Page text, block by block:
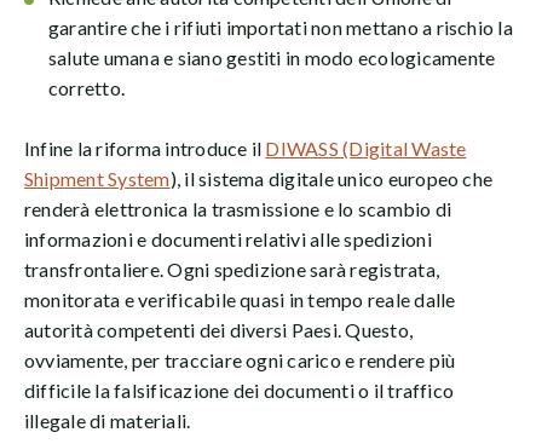
garantire che i rifiuti importati non mettano a rischio la
salute umana e siano gestiti in modo ecologicamente
corretto.
Infine la riforma introduce il DIWASS (Digital Waste
Shipment System), il sistema digitale unico europeo che
renderà elettronica la trasmissione e lo scambio di
informazioni e documenti relativi alle spedizioni
transfrontaliere. Ogni spedizione sarà registrata,
monitorata e verificabile quasi in tempo reale dalle
autorità competenti dei diversi Paesi. Questo,
ovviamente, per tracciare ogni carico e rendere più
difficile la falsificazione dei documenti o il traffico
illegale di materiali.